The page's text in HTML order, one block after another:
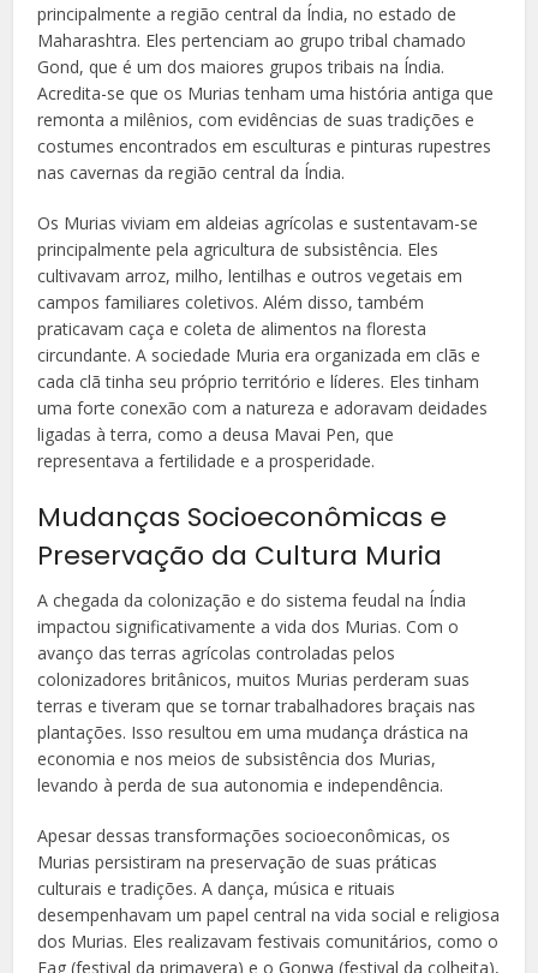
principalmente a região central da Índia, no estado de
Maharashtra. Eles pertenciam ao grupo tribal chamado
Gond, que é um dos maiores grupos tribais na Índia.
Acredita-se que os Murias tenham uma história antiga que
remonta a milênios, com evidências de suas tradições e
costumes encontrados em esculturas e pinturas rupestres
nas cavernas da região central da Índia.
Os Murias viviam em aldeias agrícolas e sustentavam-se
principalmente pela agricultura de subsistência. Eles
cultivavam arroz, milho, lentilhas e outros vegetais em
campos familiares coletivos. Além disso, também
praticavam caça e coleta de alimentos na floresta
circundante. A sociedade Muria era organizada em clãs e
cada clã tinha seu próprio território e líderes. Eles tinham
uma forte conexão com a natureza e adoravam deidades
ligadas à terra, como a deusa Mavai Pen, que
representava a fertilidade e a prosperidade.
Mudanças Socioeconômicas e
Preservação da Cultura Muria
A chegada da colonização e do sistema feudal na Índia
impactou significativamente a vida dos Murias. Com o
avanço das terras agrícolas controladas pelos
colonizadores britânicos, muitos Murias perderam suas
terras e tiveram que se tornar trabalhadores braçais nas
plantações. Isso resultou em uma mudança drástica na
economia e nos meios de subsistência dos Murias,
levando à perda de sua autonomia e independência.
Apesar dessas transformações socioeconômicas, os
Murias persistiram na preservação de suas práticas
culturais e tradições. A dança, música e rituais
desempenhavam um papel central na vida social e religiosa
dos Murias. Eles realizavam festivais comunitários, como o
Fag (festival da primavera) e o Gonwa (festival da colheita),